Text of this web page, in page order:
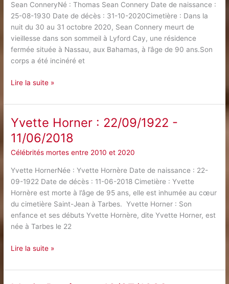
Sean ConneryNé : Thomas Sean Connery Date de naissance :
25-08-1930 Date de décès : 31-10-2020Cimetière : Dans la
nuit du 30 au 31 octobre 2020, Sean Connery meurt de
vieillesse dans son sommeil à Lyford Cay, une résidence
fermée située à Nassau, aux Bahamas, à l’âge de 90 ans.Son
corps a été incinéré et
Sean
:
–
31/10/2020
Lire la suite »
Yvette‌ ‌Horner‌ ‌:‌ ‌22/09/1922‌ ‌-‌
‌11/06/2018‌
Célébrités mortes entre 2010 et 2020
Yvette HornerNée : Yvette Hornère Date de naissance : 22-
09-1922 Date de décès : 11-06-2018 Cimetière : Yvette
Hornère est morte à l’âge de 95 ans, elle est inhumée au cœur
du cimetière Saint-Jean à Tarbes. Yvette Horner : Son
enfance et ses débuts Yvette Hornère, dite Yvette Horner, est
née à Tarbes le 22
Yvette‌
‌:‌
Lire la suite »